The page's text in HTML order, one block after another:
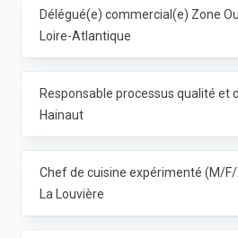
Loire-Atlantique
Hainaut
La Louvière